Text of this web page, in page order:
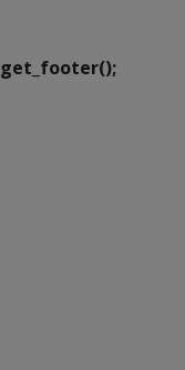
get_footer();